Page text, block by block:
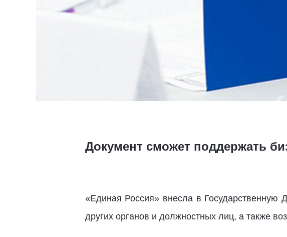
Документ сможет поддержать
«Единая Россия» внесла в Государственную
других органов и должностных лиц, а также